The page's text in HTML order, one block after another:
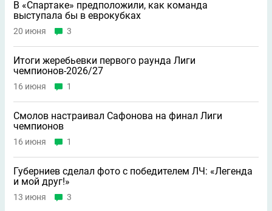
В «Спартаке» предположили, как команда
выступала бы в еврокубках
20 июня 3
Итоги жеребьевки первого раунда Лиги
чемпионов-2026/27
16 июня 1
Смолов настраивал Сафонова на финал Лиги
чемпионов
16 июня 1
Губерниев сделал фото с победителем ЛЧ: «Легенда
и мой друг!»
13 июня 3